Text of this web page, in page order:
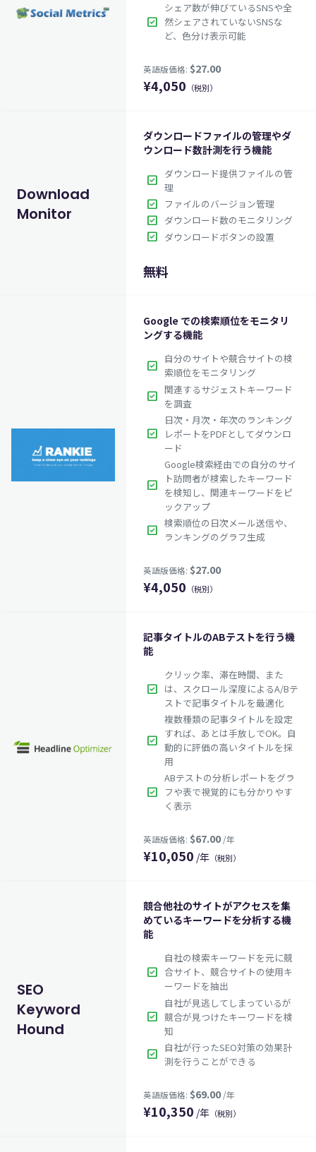
英語版価格:$199.50/年
check_box
シェア数が伸びているSNSや全
然シェアされていないSNSな
ど、色分け表示可能
$27.00
¥4,050 （税別）
Download
Monitor
ダウンロードファイルの管理やダ
ウンロード数計測を行う機能
check_box ダウンロード提供ファイルの管
理
check_box ファイルのバージョン管理
check_box ダウンロード数のモニタリング
check_box ダウンロードボタンの設置
無料
Google での検索順位をモニタリ
ングする機能
check_box 自分のサイトや競合サイトの検
索順位をモニタリング
check_box 関連するサジェストキーワード
を調査
check_box
日次・月次・年次のランキング
レポートをPDFとしてダウンロ
ード
check_box
Google検索経由での自分のサイ
ト訪問者が検索したキーワード
を検知し、関連キーワードをピ
ックアップ
check_box 検索順位の日次メール送信や、
ランキングのグラフ生成
英語版価格:$27.00
¥4,050 （税別）
記事タイトルのABテストを行う機
能
check_box
クリック率、滞在時間、また
は、スクロール深度によるA/Bテ
ストで記事タイトルを最適化
check_box
複数種類の記事タイトルを設定
すれば、あとは手放しでOK。自
動的に評価の高いタイトルを採
用
check_box
ABテストの分析レポートをグラ
フや表で視覚的にも分かりやす
く表示
¥10,050 /年 （税別）
SEO
Keyword
Hound
競合他社のサイトがアクセスを集
めているキーワードを分析する機
能
check_box
自社の検索キーワードを元に競
合サイト、競合サイトの使用キ
ーワードを抽出
check_box
自社が見逃してしまっているが
競合が見つけたキーワードを検
知
check_box 自社が行ったSEO対策の効果計
測を行うことができる
¥10,350 /年 （税別）